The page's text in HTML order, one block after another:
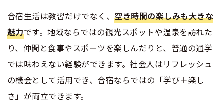
合宿生活は教習だけでなく、空き時間の楽しみも大きな
魅力です。地域ならではの観光スポットや温泉を訪れた
り、仲間と食事やスポーツを楽しんだりと、普通の通学
では味わえない経験ができます。社会人はリフレッシュ
の機会として活用でき、合宿ならではの「学び＋楽し
さ」が両立できます。